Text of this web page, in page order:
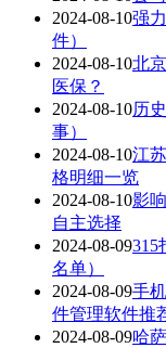
2024-08-10强
件）
2024-08-10北
医保？
2024-08-10历
事）
2024-08-10江
格明细一览
2024-08-10影
自主选择
2024-08-09315
名单）
2024-08-09手
件管理软件推
2024-08-09哈